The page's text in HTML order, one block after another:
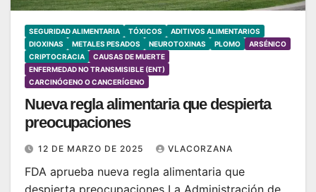
SEGURIDAD ALIMENTARIA TÓXICOS
ADITIVOS ALIMENTARIOS
DIOXINAS
METALES PESADOS NEUROTOXINAS PLOMO
ARSÉNICO
CRIPTOCRACIA
CAUSAS DE MUERTE
ENFERMEDAD NO TRANSMISIBLE (ENT)
CARCINÓGENO O CANCERÍGENO
Nueva regla alimentaria que despierta
preocupaciones
12 DE MARZO DE 2025 VLACORZANA
FDA aprueba nueva regla alimentaria que
despierta preocupaciones La Administración de